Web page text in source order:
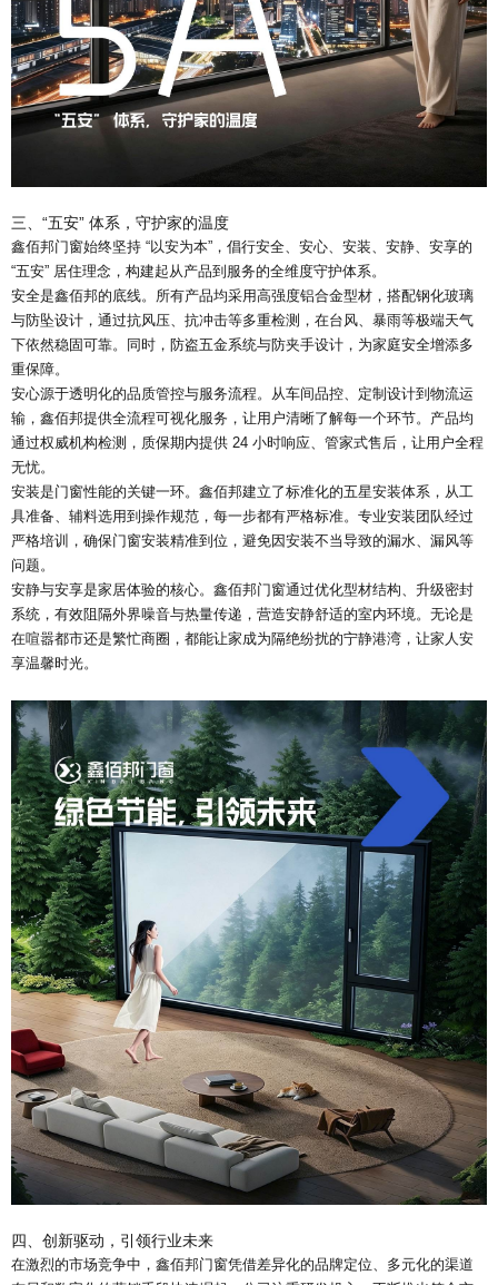
三、“五安” 体系，守护家的温度
鑫佰邦门窗始终坚持 “以安为本”，倡行安全、安心、安装、安静、安享的
“五安” 居住理念，构建起从产品到服务的全维度守护体系。
安全是鑫佰邦的底线。所有产品均采用高强度铝合金型材，搭配钢化玻璃
与防坠设计，通过抗风压、抗冲击等多重检测，在台风、暴雨等极端天气
下依然稳固可靠。同时，防盗五金系统与防夹手设计，为家庭安全增添多
重保障。
安心源于透明化的品质管控与服务流程。从车间品控、定制设计到物流运
输，鑫佰邦提供全流程可视化服务，让用户清晰了解每一个环节。产品均
通过权威机构检测，质保期内提供 24 小时响应、管家式售后，让用户全程
无忧。
安装是门窗性能的关键一环。鑫佰邦建立了标准化的五星安装体系，从工
具准备、辅料选用到操作规范，每一步都有严格标准。专业安装团队经过
严格培训，确保门窗安装精准到位，避免因安装不当导致的漏水、漏风等
问题。
安静与安享是家居体验的核心。鑫佰邦门窗通过优化型材结构、升级密封
系统，有效阻隔外界噪音与热量传递，营造安静舒适的室内环境。无论是
在喧嚣都市还是繁忙商圈，都能让家成为隔绝纷扰的宁静港湾，让家人安
享温馨时光。
四、创新驱动，引领行业未来
在激烈的市场竞争中，鑫佰邦门窗凭借差异化的品牌定位、多元化的渠道